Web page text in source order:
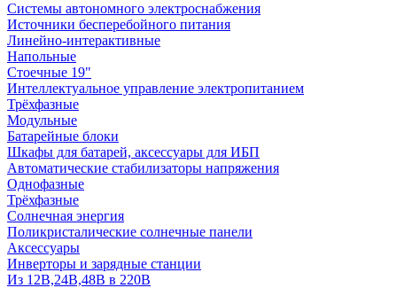
Системы автономного электроснабжения
Источники бесперебойного питания
Линейно-интерактивные
Напольные
Стоечные 19"
Интеллектуальное управление электропитанием
Трёхфазные
Модульные
Батарейные блоки
Шкафы для батарей, аксессуары для ИБП
Автоматические стабилизаторы напряжения
Однофазные
Трёхфазные
Солнечная энергия
Поликристалические солнечные панели
Аксессуары
Инверторы и зарядные станции
Из 12В,24В,48В в 220В